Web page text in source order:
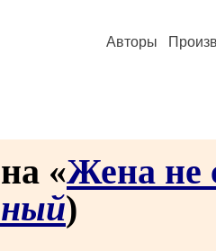
Авторы
«Жена не
)